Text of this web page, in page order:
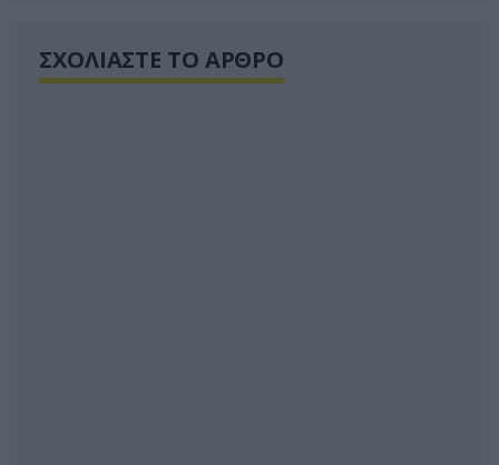
ΣΧΟΛΙΑΣΤΕ ΤΟ ΑΡΘΡΟ